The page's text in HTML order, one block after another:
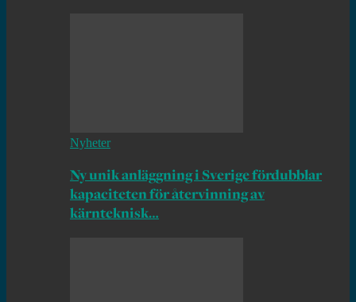
Nyheter
Ny unik anläggning i Sverige fördubblar
kapaciteten för återvinning av
kärnteknisk…